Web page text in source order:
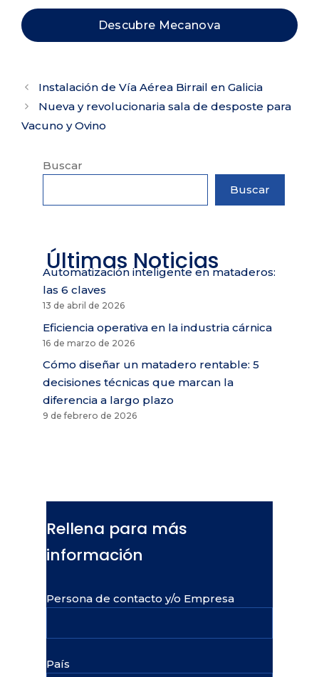
Descubre Mecanova
Instalación de Vía Aérea Birrail en Galicia
Nueva y revolucionaria sala de desposte para
Vacuno y Ovino
Buscar
Buscar
Últimas Noticias
Automatización inteligente en mataderos:
las 6 claves
13 de abril de 2026
Eficiencia operativa en la industria cárnica
16 de marzo de 2026
Cómo diseñar un matadero rentable: 5
decisiones técnicas que marcan la
diferencia a largo plazo
9 de febrero de 2026
Rellena para más
información
Persona de contacto y/o Empresa
País